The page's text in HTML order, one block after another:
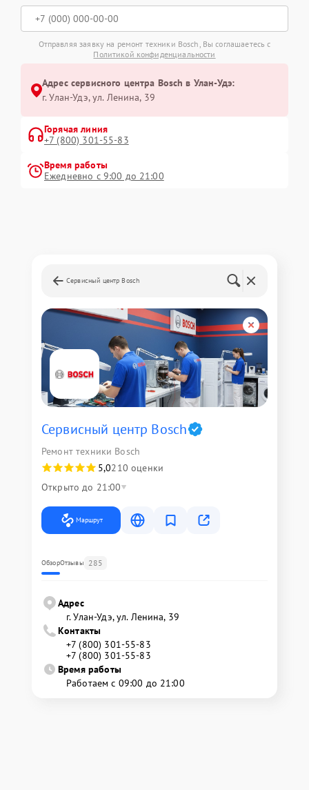
Отправляя заявку на ремонт техники Bosch, Вы соглашаетесь с
Политикой конфиденциальности
Адрес сервисного центра Bosch в Улан-Удэ:
г. Улан-Удэ, ул. Ленина, 39
Горячая линия
+7 (800) 301-55-83
Время работы
Ежедневно с 9:00 до 21:00
Сервисный центр Bosch
Сервисный центр Bosch
Ремонт техники Bosch
5,0210 оценки
Открыто до 21:00
Маршрут
ОбзорОтзывы 285
Адрес
г. Улан-Удэ, ул. Ленина, 39
Контакты
+7 (800) 301-55-83
+7 (800) 301-55-83
Время работы
Работаем с 09:00 до 21:00